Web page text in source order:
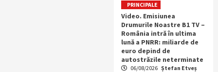
PRINCIPALE
Video. Emisiunea
Drumurile Noastre B1 TV –
România intră în ultima
lună a PNRR: miliarde de
euro depind de
autostrăzile neterminate
06/08/2026 Ștefan Etveș